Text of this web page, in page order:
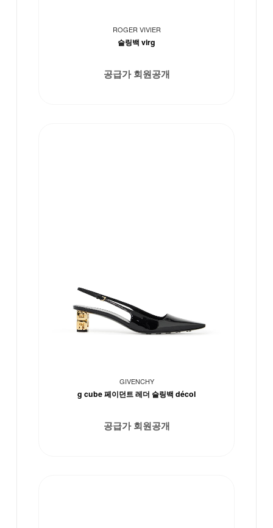
ROGER VIVIER
슬링백 virg
공급가 회원공개
GIVENCHY
g cube 페이던트 레더 슬링백 décol
공급가 회원공개